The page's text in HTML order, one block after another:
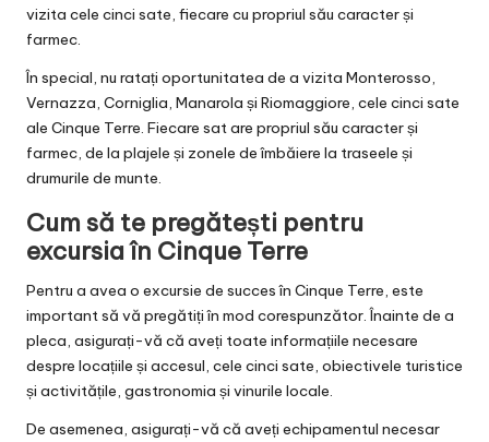
vizita cele cinci sate, fiecare cu propriul său caracter și
farmec.
În special, nu ratați oportunitatea de a vizita Monterosso,
Vernazza, Corniglia, Manarola și Riomaggiore, cele cinci sate
ale Cinque Terre. Fiecare sat are propriul său caracter și
farmec, de la plajele și zonele de îmbăiere la traseele și
drumurile de munte.
Cum să te pregătești pentru
excursia în Cinque Terre
Pentru a avea o excursie de succes în Cinque Terre, este
important să vă pregătiți în mod corespunzător. Înainte de a
pleca, asigurați-vă că aveți toate informațiile necesare
despre locațiile și accesul, cele cinci sate, obiectivele turistice
și activitățile, gastronomia și vinurile locale.
De asemenea, asigurați-vă că aveți echipamentul necesar